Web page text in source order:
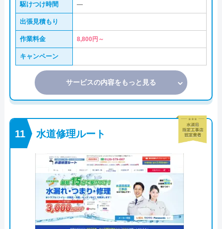
駆けつけ時間 ―
出張見積もり
作業料金 8,800円～
キャンペーン
サービスの内容をもっと見る
水道修理ルート